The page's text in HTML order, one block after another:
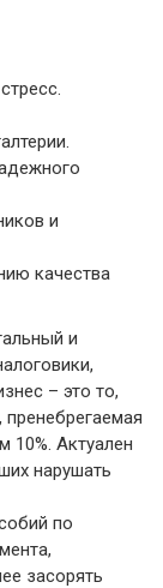
и
качества
и
– это то,
10%. Актуален
нарушать
по
засорять